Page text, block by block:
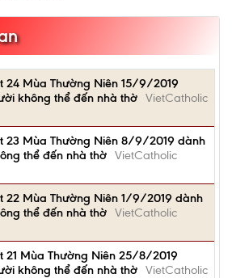
24 Mùa Thường Niên 15/9/2019
không thể đến nhà thờ VietCatholic
23 Mùa Thường Niên 8/9/2019 dành
thể đến nhà thờ VietCatholic
22 Mùa Thường Niên 1/9/2019 dành
thể đến nhà thờ VietCatholic
21 Mùa Thường Niên 25/8/2019
không thể đến nhà thờ VietCatholic